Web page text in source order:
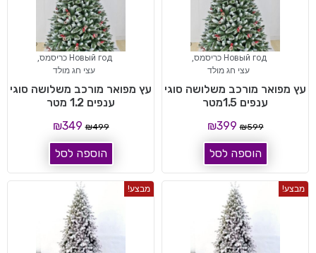
Новый год כריסמס
,
עצי חג מולד
עץ מפואר מורכב משלושה סוגי
ענפים 1.5מטר
₪599
₪399
הוספה לסל
Новый год כריסמס
,
עצי חג מולד
עץ מפואר מורכב משלושה סוגי
ענפים 1.2 מטר
₪499
₪349
הוספה לסל
מבצע! מבצע!